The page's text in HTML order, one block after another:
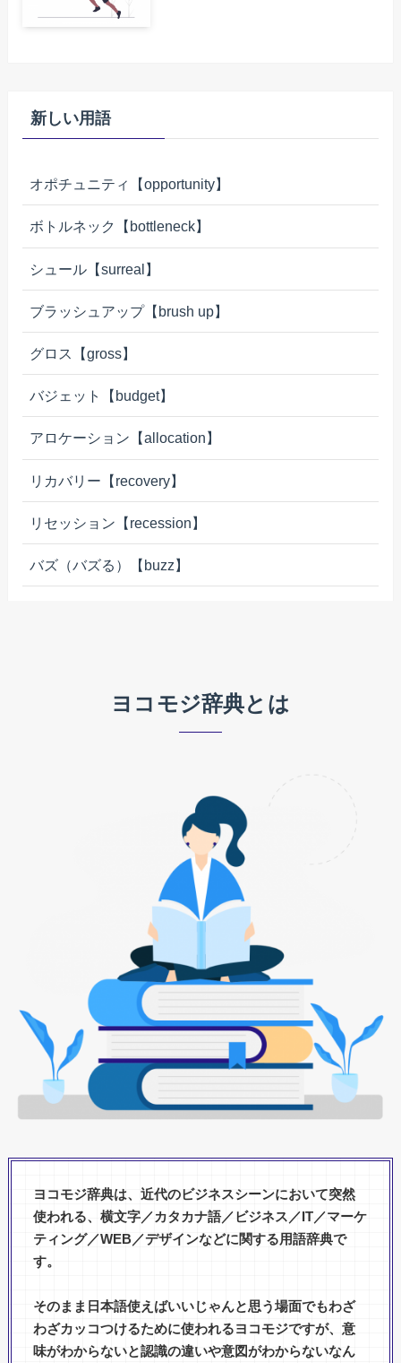
新しい用語
オポチュニティ【opportunity】
ボトルネック【bottleneck】
シュール【surreal】
ブラッシュアップ【brush up】
グロス【gross】
バジェット【budget】
アロケーション【allocation】
リカバリー【recovery】
リセッション【recession】
バズ（バズる）【buzz】
ヨコモジ辞典とは
ヨコモジ辞典は、近代のビジネスシーンにおいて突然
使われる、横文字／カタカナ語／ビジネス／IT／マーケ
ティング／WEB／デザインなどに関する用語辞典で
す。
そのまま日本語使えばいいじゃんと思う場面でもわざ
わざカッコつけるために使われるヨコモジですが、意
味がわからないと認識の違いや意図がわからないなん